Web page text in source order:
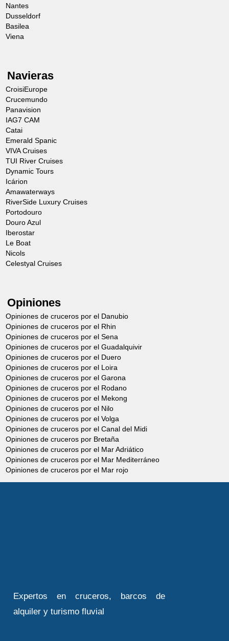
Nantes
Dusseldorf
Basilea
Viena
Navieras
CroisiEurope
Crucemundo
Panavision
IAG7 CAM
Catai
Emerald Spanic
VIVA Cruises
TUI River Cruises
Dynamic Tours
Icárion
Amawaterways
RiverSide Luxury Cruises
Portodouro
Douro Azul
Iberostar
Le Boat
Nicols
Celestyal Cruises
Opiniones
Opiniones de cruceros por el Danubio
Opiniones de cruceros por el Rhin
Opiniones de cruceros por el Sena
Opiniones de cruceros por el Guadalquivir
Opiniones de cruceros por el Duero
Opiniones de cruceros por el Loira
Opiniones de cruceros por el Garona
Opiniones de cruceros por el Rodano
Opiniones de cruceros por el Mekong
Opiniones de cruceros por el Nilo
Opiniones de cruceros por el Volga
Opiniones de cruceros por el Canal del Midi
Opiniones de cruceros por Bretaña
Opiniones de cruceros por el Mar Adriático
Opiniones de cruceros por el Mar Mediterráneo
Opiniones de cruceros por el Mar rojo
Expertos en cruceros, barcos de
alquiler y turismo fluvial